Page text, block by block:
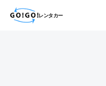
レンタカー